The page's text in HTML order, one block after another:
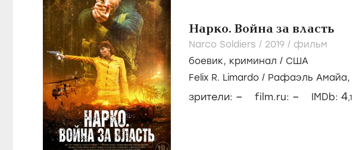
Нарко. Война за власть
Narco Soldiers / 2019 / фильм
боевик, криминал / США
Felix R. Limardo / Рафаэль Амайа,
зрители: – film.ru: – IMDb: 4,1